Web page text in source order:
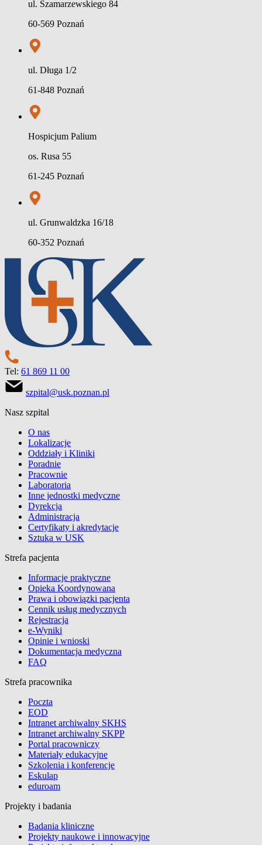
ul. Szamarzewskiego 84
60-569 Poznań
ul. Długa 1/2
61-848 Poznań
Hospicjum Palium
os. Rusa 55
61-245 Poznań
ul. Grunwaldzka 16/18
60-352 Poznań
Tel: 61 869 11 00
szpital@usk.poznan.pl
Nasz szpital
O nas
Lokalizacje
Oddziały i Kliniki
Poradnie
Pracownie
Laboratoria
Inne jednostki medyczne
Dyrekcja
Administracja
Certyfikaty i akredytacje
Sztuka w USK
Strefa pacjenta
Informacje praktyczne
Opieka Koordynowana
Prawa i obowiązki pacjenta
Cennik usług medycznych
Rejestracja
e-Wyniki
Opinie i wnioski
Dokumentacja medyczna
FAQ
Strefa pracownika
Poczta
EOD
Intranet archiwalny SKHS
Intranet archiwalny SKPP
Portal pracowniczy
Materiały edukacyjne
Szkolenia i konferencje
Eskulap
eduroam
Projekty i badania
Badania kliniczne
Projekty naukowe i innowacyjne